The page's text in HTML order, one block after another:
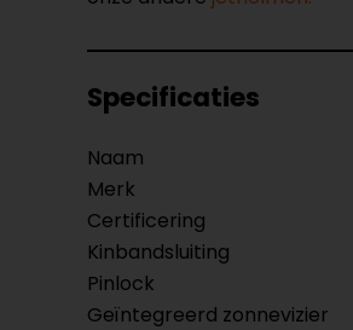
Specificaties
Naam
Merk
Certificering
Kinbandsluiting
Pinlock
Geïntegreerd zonnevizier